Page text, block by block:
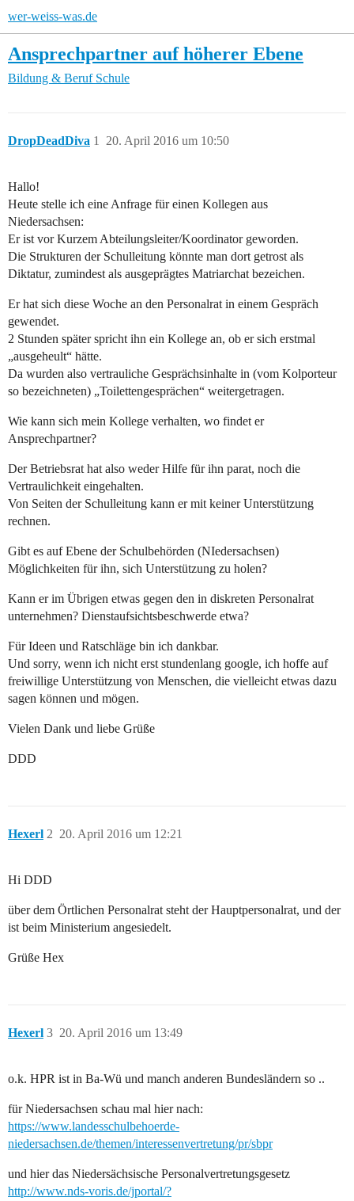
wer-weiss-was.de
Ansprechpartner auf höherer Ebene
Bildung & Beruf Schule
DropDeadDiva 20. April 2016 um 10:50
1
Hallo!
Heute stelle ich eine Anfrage für einen Kollegen aus
Niedersachsen:
Er ist vor Kurzem Abteilungsleiter/Koordinator geworden.
Die Strukturen der Schulleitung könnte man dort getrost als
Diktatur, zumindest als ausgeprägtes Matriarchat bezeichen.
Er hat sich diese Woche an den Personalrat in einem Gespräch
gewendet.
2 Stunden später spricht ihn ein Kollege an, ob er sich erstmal
„ausgeheult“ hätte.
Da wurden also vertrauliche Gesprächsinhalte in (vom Kolporteur
so bezeichneten) „Toilettengesprächen“ weitergetragen.
Wie kann sich mein Kollege verhalten, wo findet er
Ansprechpartner?
Der Betriebsrat hat also weder Hilfe für ihn parat, noch die
Vertraulichkeit eingehalten.
Von Seiten der Schulleitung kann er mit keiner Unterstützung
rechnen.
Gibt es auf Ebene der Schulbehörden (NIedersachsen)
Möglichkeiten für ihn, sich Unterstützung zu holen?
Kann er im Übrigen etwas gegen den in diskreten Personalrat
unternehmen? Dienstaufsichtsbeschwerde etwa?
Für Ideen und Ratschläge bin ich dankbar.
Und sorry, wenn ich nicht erst stundenlang google, ich hoffe auf
freiwillige Unterstützung von Menschen, die vielleicht etwas dazu
sagen können und mögen.
Vielen Dank und liebe Grüße
DDD
Hexerl 20. April 2016 um 12:21
2
Hi DDD
über dem Örtlichen Personalrat steht der Hauptpersonalrat, und der
ist beim Ministerium angesiedelt.
Grüße Hex
Hexerl 20. April 2016 um 13:49
3
o.k. HPR ist in Ba-Wü und manch anderen Bundesländern so ..
für Niedersachsen schau mal hier nach:
https://www.landesschulbehoerde-
niedersachsen.de/themen/interessenvertretung/pr/sbpr
und hier das Niedersächsische Personalvertretungsgesetz
http://www.nds-voris.de/jportal/?